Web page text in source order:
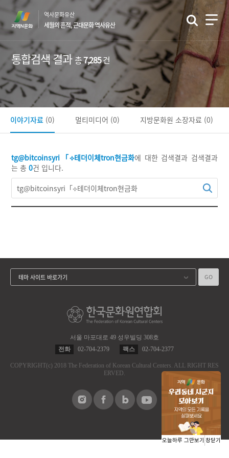
문
바
로
기
역사문화유산
세월의 흔적, 근대문화 역사유산
통합검색 결과총7,285건
tg@bitcoinsyri「⟡테더이체tron현금화에 대한 검색결과 검색결과
는 총0건 입니다.
이야기자료 (0) 멀티미디어 (0) 지방문화원 소장자료 (0)
서울 마포대로 49 성우빌딩 308호
전화
02-704-2379 팩스 02-704-2377
COPYRIGHT(c) 2018 The Federation of Korean Cultural Centers. ALL RIGHT RES
ERVED.
테마 사이트 바로가기 GO
오늘하루 그만보기 창닫기